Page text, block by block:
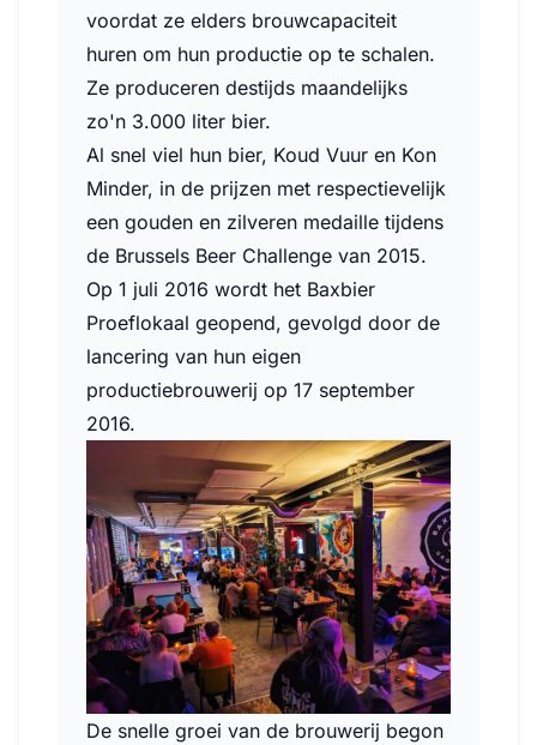
voordat ze elders brouwcapaciteit
huren om hun productie op te schalen.
Ze produceren destijds maandelijks
zo'n 3.000 liter bier.
Al snel viel hun bier, Koud Vuur en Kon
Minder, in de prijzen met respectievelijk
een gouden en zilveren medaille tijdens
de Brussels Beer Challenge van 2015.
Op 1 juli 2016 wordt het Baxbier
Proeflokaal geopend, gevolgd door de
lancering van hun eigen
productiebrouwerij op 17 september
2016.
De snelle groei van de brouwerij begon